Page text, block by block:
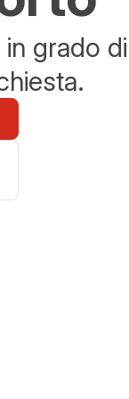
grado di